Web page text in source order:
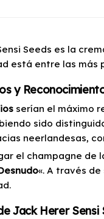
Seeds es la
está entre las más
y
serían el máximo
sido
neerlandesas,
el champagne de
«. A través
Jack Herer Sensi